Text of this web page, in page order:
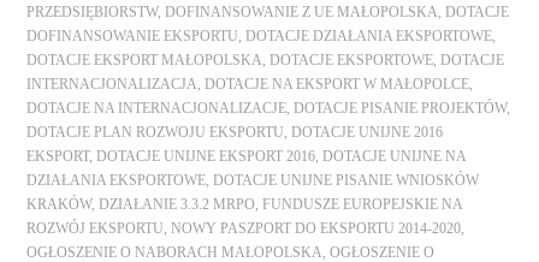
PRZEDSIĘBIORSTW,DOFINANSOWANIE Z UE MAŁOPOLSKA,DOTACJE
DOFINANSOWANIE EKSPORTU,DOTACJE DZIAŁANIA EKSPORTOWE,
DOTACJE EKSPORT MAŁOPOLSKA,DOTACJE EKSPORTOWE,DOTACJE
INTERNACJONALIZACJA,DOTACJE NA EKSPORT W MAŁOPOLCE,
DOTACJE NA INTERNACJONALIZACJE,DOTACJE PISANIE PROJEKTÓW,
DOTACJE PLAN ROZWOJU EKSPORTU,DOTACJE UNIJNE 2016
EKSPORT,DOTACJE UNIJNE EKSPORT 2016,DOTACJE UNIJNE NA
DZIAŁANIA EKSPORTOWE,DOTACJE UNIJNE PISANIE WNIOSKÓW
KRAKÓW,DZIAŁANIE 3.3.2 MRPO, FUNDUSZE EUROPEJSKIE NA
ROZWÓJ EKSPORTU,NOWY PASZPORT DO EKSPORTU 2014-2020,
OGŁOSZENIE O NABORACH MAŁOPOLSKA,OGŁOSZENIE O